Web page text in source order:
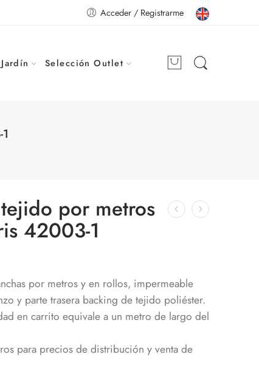
Acceder / Registrarme
Selección Outlet
por metros
42003-1
por metros y en rollos, impermeable
y parte trasera backing de tejido poliéster.
en carrito equivale a un metro de largo del
para precios de distribución y venta de